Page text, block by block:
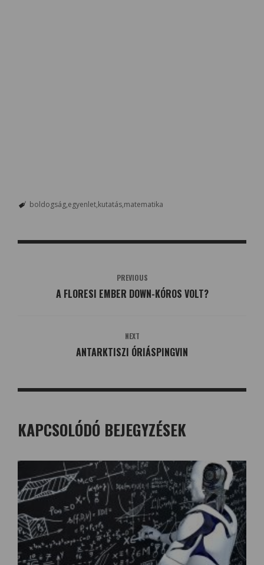
boldogság egyenlet kutatás matematika
PREVIOUS
A FLORESI EMBER DOWN-KÓROS VOLT?
NEXT
ANTARKTISZI ÓRIÁSPINGVIN
KAPCSOLÓDÓ BEJEGYZÉSEK